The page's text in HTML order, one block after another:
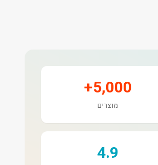
5,000+
מוצרים
4.9